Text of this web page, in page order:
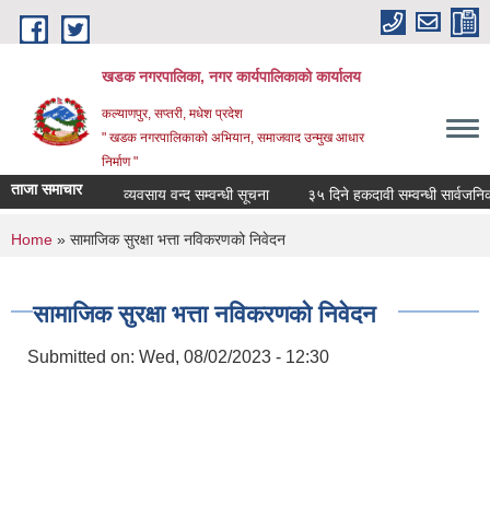
Skip to main content
खडक नगरपालिका, नगर कार्यपालिकाकाे कार्यालय
कल्याणपुर, सप्तरी, मधेश प्रदेश
" खडक नगरपालिकाको अभियान, समाजवाद उन्मुख आधार
निर्माण "
ताजा समाचार व्यवसाय वन्द सम्वन्धी सूचना ३५ दिने हकदावी सम्वन्धी सार्वजनिक
You are here
Home » सामाजिक सुरक्षा भत्ता नविकरणको निवेदन
सामाजिक सुरक्षा भत्ता नविकरणको निवेदन
Submitted on: Wed, 08/02/2023 - 12:30